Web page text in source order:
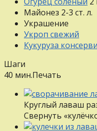
Майонез 2-3 ст. л.
Украшение
Укроп свежий
Кукуруза
Шаги
40 мин.Печать
Круглый лаваш
Свернуть